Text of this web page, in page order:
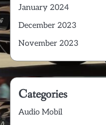
January 2024
December 2023
November 2023
Categories
Audio Mobil